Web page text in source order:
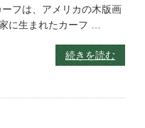
フは、アメリカの木版画
に生まれたカーフ …
続きを読む